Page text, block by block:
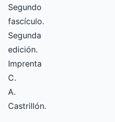
Segundo
fascículo.
Segunda
edición.
Imprenta
C.
A.
Castrillón.